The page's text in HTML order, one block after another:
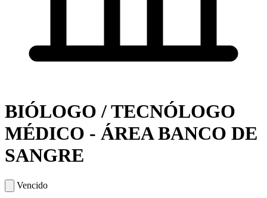
BIÓLOGO / TECNÓLOGO
MÉDICO - ÁREA BANCO DE
SANGRE
Vencido